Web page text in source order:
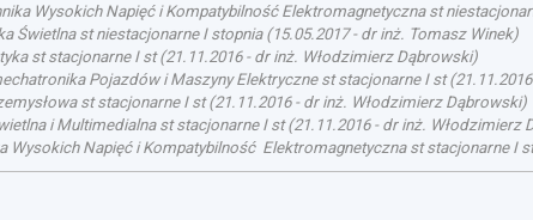
Wysokich Napięć i Kompatybilność Elektromagnetyczna st
Świetlna st niestacjonarne I stopnia(15.05.2017- dr inż. Tomasz Winek)
st stacjonarne I st(21.11.2016- dr inż. Włodzimierz Dąbrowski)
Pojazdów i Maszyny Elektryczne st stacjonarne I st(21.11.2016
st stacjonarne I st(21.11.2016- dr inż. Włodzimierz Dąbrowski)
i Multimedialna st stacjonarne I st(21.11.2016- dr inż. Włodzimierz
Wysokich Napięć i Kompatybilność Elektromagnetyczna st stacjonarne I st